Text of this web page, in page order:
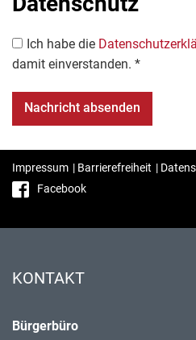
Ich habe die
damit einverstanden. *
Impressum | Barrierefreiheit |
Facebook
KONTAKT
Bürgerbüro